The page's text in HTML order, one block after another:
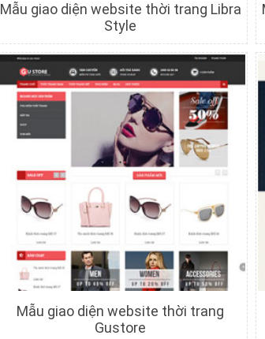
Chi tiết Xem trước
Mẫu giao diện website thời trang Libra
Style
Mẫu giao diện website thời trang
Gustore